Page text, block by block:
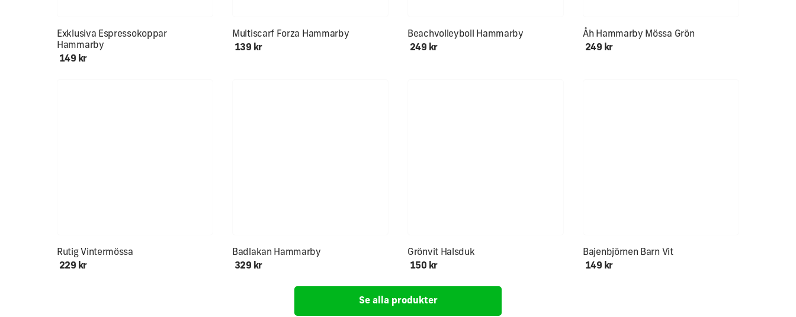
Exklusiva Espressokoppar
Hammarby
149 kr
Multiscarf Forza Hammarby
139 kr
Beachvolleyboll Hammarby
249 kr
Åh Hammarby Mössa Grön
249 kr
Rutig Vintermössa
229 kr
Badlakan Hammarby
329 kr
Grönvit Halsduk
150 kr
Bajenbjörnen Barn Vit
149 kr
Se alla produkter